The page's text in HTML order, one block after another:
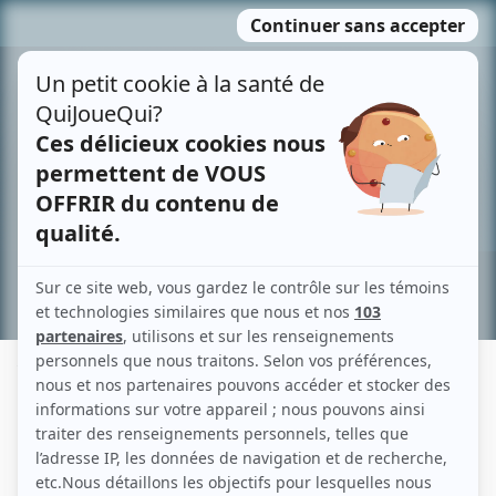
MENU
contenu
Recherche avancée »
YANNICK CHAPDELAINE
Liens
Fiche de Yannick Chapdelaine sur Showbizz.net